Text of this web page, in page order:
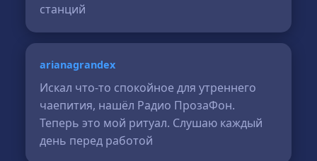
станций
arianagrandex
Искал что-то спокойное для утреннего
чаепития, нашёл Радио ПрозаФон.
Теперь это мой ритуал. Слушаю каждый
день перед работой